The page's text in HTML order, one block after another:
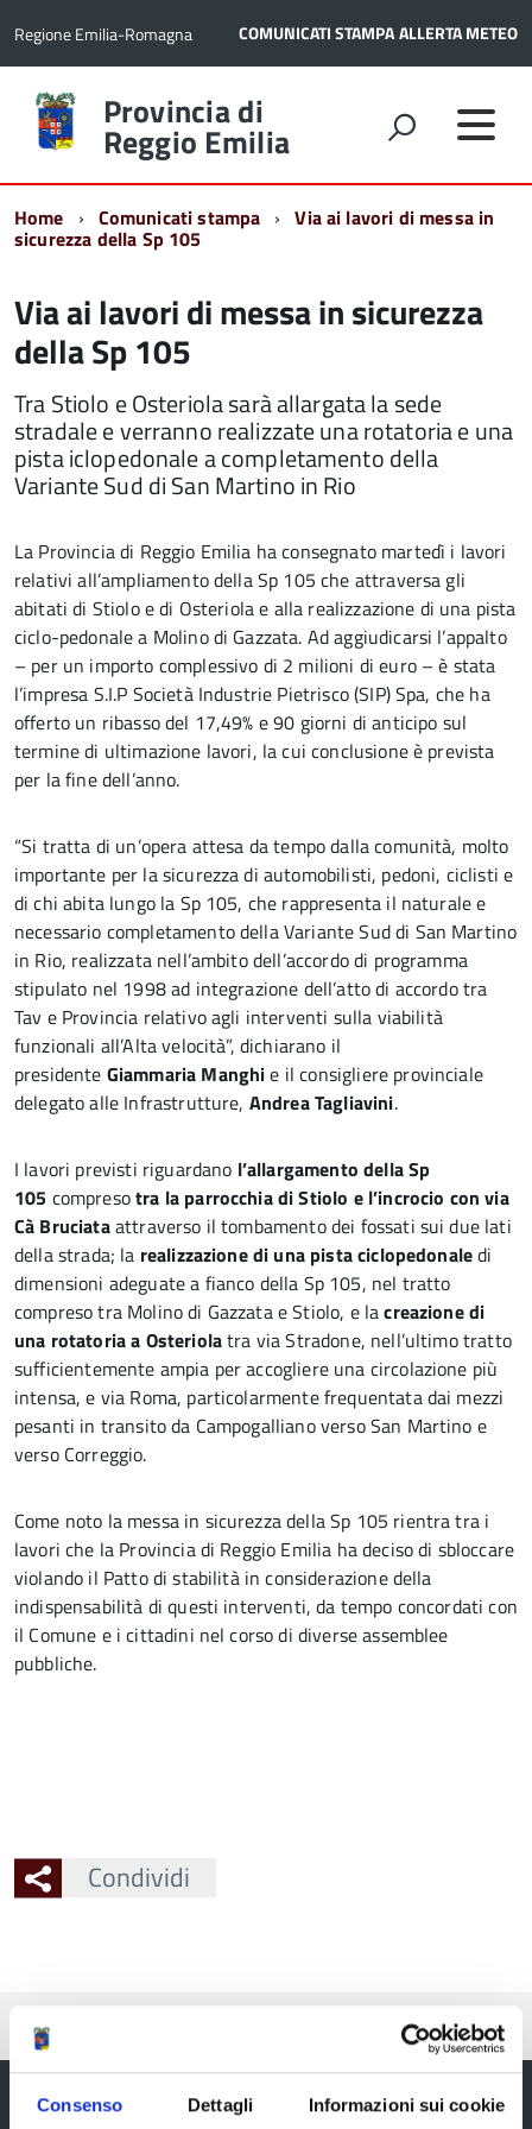
Consenso Dettagli Informazioni sui cookie
Regione Emilia-Romagna COMUNICATI STAMPAALLERTA METEO
Torna
alla
home
Provincia di
Reggio Emilia
Home Comunicati stampa Via ai lavori di messa in
sicurezza della Sp 105
Via ai lavori di messa in sicurezza
della Sp 105
Tra Stiolo e Osteriola sarà allargata la sede
stradale e verranno realizzate una rotatoria e una
pista iclopedonale a completamento della
Variante Sud di San Martino in Rio
La Provincia di Reggio Emilia ha consegnato martedì i lavori
relativi all’ampliamento della Sp 105 che attraversa gli
abitati di Stiolo e di Osteriola e alla realizzazione di una pista
ciclo-pedonale a Molino di Gazzata. Ad aggiudicarsi l’appalto
– per un importo complessivo di 2 milioni di euro – è stata
l’impresa S.I.P Società Industrie Pietrisco (SIP) Spa, che ha
offerto un ribasso del 17,49% e 90 giorni di anticipo sul
termine di ultimazione lavori, la cui conclusione è prevista
per la fine dell’anno.
“Si tratta di un’opera attesa da tempo dalla comunità, molto
importante per la sicurezza di automobilisti, pedoni, ciclisti e
di chi abita lungo la Sp 105, che rappresenta il naturale e
necessario completamento della Variante Sud di San Martino
in Rio, realizzata nell’ambito dell’accordo di programma
stipulato nel 1998 ad integrazione dell’atto di accordo tra
Tav e Provincia relativo agli interventi sulla viabilità
funzionali all’Alta velocità”, dichiarano il
presidente Giammaria Manghie il consigliere provinciale
delegato alle Infrastrutture, Andrea Tagliavini.
I lavori previsti riguardano l’allargamento della Sp
105 compresotra la parrocchia di Stiolo e l’incrocio con via
Cà Bruciataattraverso il tombamento dei fossati sui due lati
della strada; la realizzazione di una pista ciclopedonaledi
dimensioni adeguate a fianco della Sp 105, nel tratto
compreso tra Molino di Gazzata e Stiolo, e lacreazione di
una rotatoria a Osteriolatra via Stradone, nell’ultimo tratto
sufficientemente ampia per accogliere una circolazione più
intensa, e via Roma, particolarmente frequentata dai mezzi
pesanti in transito da Campogalliano verso San Martino e
verso Correggio.
Come noto la messa in sicurezza della Sp 105 rientra tra i
lavori che la Provincia di Reggio Emilia ha deciso di sbloccare
violando il Patto di stabilità in considerazione della
indispensabilità di questi interventi, da tempo concordati con
il Comune e i cittadini nel corso di diverse assemblee
pubbliche.
Condividi
Pubblicato: 09 Aprile 2016